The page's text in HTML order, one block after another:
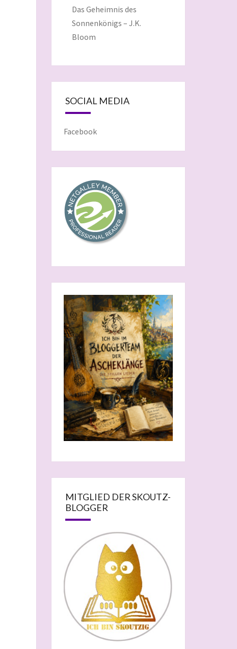
Das Geheimnis des
Sonnenkönigs – J.K.
Bloom
SOCIAL MEDIA
Facebook
MITGLIED DER SKOUTZ-
BLOGGER